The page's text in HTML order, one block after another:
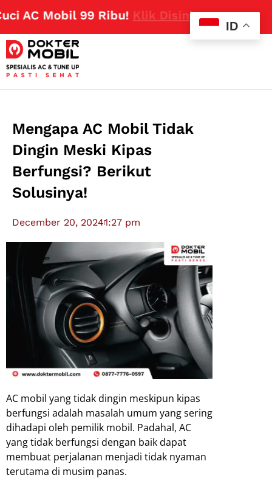
Mobil 99 Ribu!Klik Disini
Mengapa AC Mobil Tidak
Dingin Meski Kipas
Berfungsi? Berikut
Solusinya!
December 20, 20241:27 pm
AC mobil yang tidak dingin meskipun kipas
berfungsi adalah masalah umum yang sering
dihadapi oleh pemilik mobil. Padahal, AC
yang tidak berfungsi dengan baik dapat
membuat perjalanan menjadi tidak nyaman
terutama di musim panas.
ID